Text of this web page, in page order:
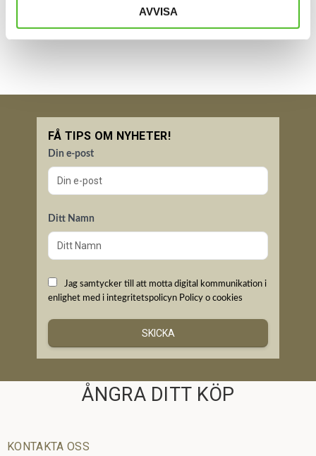
AVVISA
Bli den första att lämna ett omdöme.
FÅ TIPS OM NYHETER!
Din e-post
Ditt Namn
Jag samtycker till att motta digital kommunikation i
enlighet med i integritetspolicyn Policy o cookies
SKICKA
ÅNGRA DITT KÖP
KONTAKTA OSS